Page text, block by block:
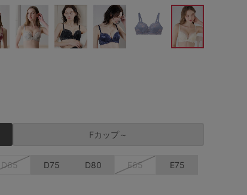
Fカップ～
D65 D75 D80 E65
E75